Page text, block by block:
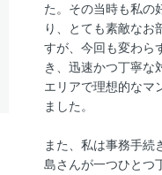
た。その当時も私の
り、とても素敵なお
すが、今回も変わら
き、迅速かつ丁寧な
エリアで理想的なマ
ました。
また、私は事務手続
島さんが一つひとつ